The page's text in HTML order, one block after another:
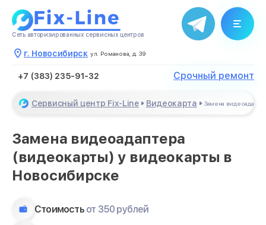
Сеть авторизированных сервисных центров
г. Новосибирск ул. Романова, д. 39
+7 (383) 235-91-32 Срочный ремонт
Сервисный центр Fix-Line Видеокарта Замена
Замена видеоадаптера
(видеокарты) у видеокарты в
Новосибирске
Стоимость от 350 рублей